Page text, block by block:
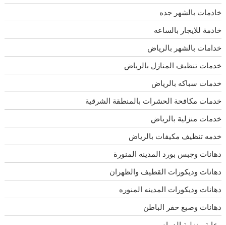
خادمات بالشهر جده
خادمة للايجار بالساعه
خدامات بالشهر بالرياض
خدمات تنظيف المنازل بالرياض
خدمات سباكه بالرياض
خدمات مكافحة الحشرات بالمنطقة الشرقية
خدمات منزلية بالرياض
خدمه تنظيف مكيفات بالرياض
دهانات وجبس بورد المدينه المنورة
دهانات وديكورات القطيف والظهران
دهانات وديكورات المدينه المنوره
دهانات وصبغ حفر الباطن